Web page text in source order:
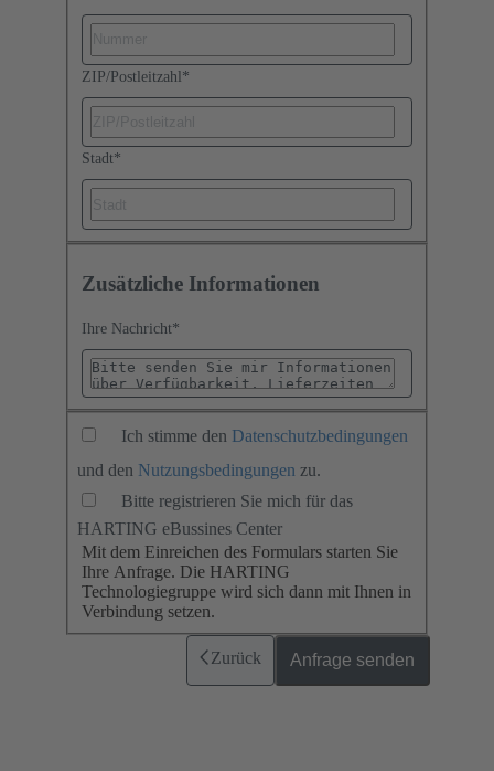
ZIP/Postleitzahl *
Stadt*
Zusätzliche Informationen
Ihre Nachricht*
Ich stimme den Datenschutzbedingungen
und den Nutzungsbedingungen zu.
Bitte registrieren Sie mich für das
HARTING eBussines Center
Mit dem Einreichen des Formulars starten Sie
Ihre Anfrage. Die HARTING
Technologiegruppe wird sich dann mit Ihnen in
Verbindung setzen.
Zurück Anfrage senden